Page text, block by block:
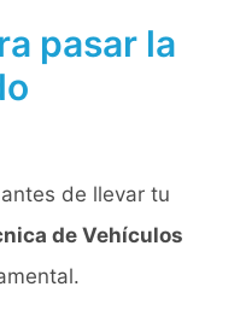
pasar la
de llevar tu
de Vehículos